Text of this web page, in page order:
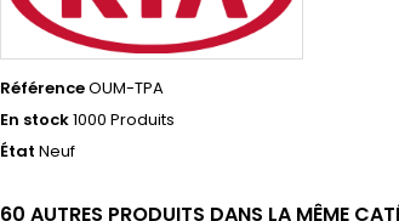
RéférenceOUM-TPA
En stock1000 Produits
État Neuf
60 AUTRES PRODUITS DANS LA MÊME